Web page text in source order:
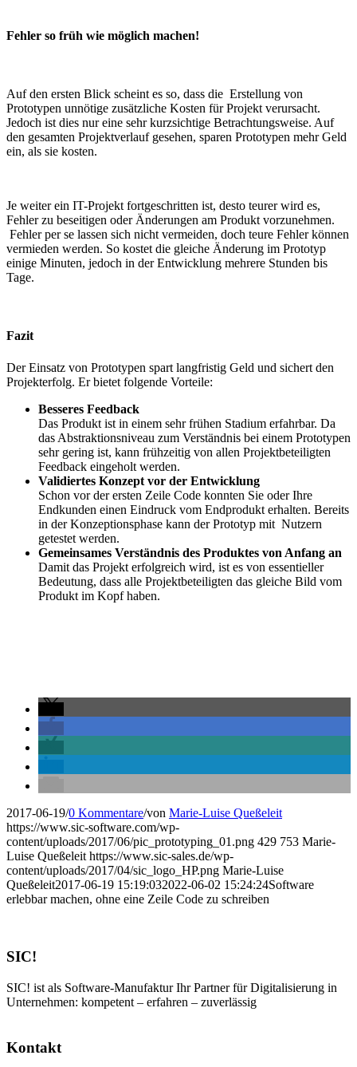
Fehler so früh wie möglich machen!
Auf den ersten Blick scheint es so, dass die Erstellung von
Prototypen unnötige zusätzliche Kosten für Projekt verursacht.
Jedoch ist dies nur eine sehr kurzsichtige Betrachtungsweise. Auf
den gesamten Projektverlauf gesehen, sparen Prototypen mehr Geld
ein, als sie kosten.
Je weiter ein IT-Projekt fortgeschritten ist, desto teurer wird es,
Fehler zu beseitigen oder Änderungen am Produkt vorzunehmen.
Fehler per se lassen sich nicht vermeiden, doch teure Fehler können
vermieden werden. So kostet die gleiche Änderung im Prototyp
einige Minuten, jedoch in der Entwicklung mehrere Stunden bis
Tage.
Fazit
Der Einsatz von Prototypen spart langfristig Geld und sichert den
Projekterfolg. Er bietet folgende Vorteile:
Besseres Feedback
Das Produkt ist in einem sehr frühen Stadium erfahrbar. Da
das Abstraktionsniveau zum Verständnis bei einem Prototypen
sehr gering ist, kann frühzeitig von allen Projektbeteiligten
Feedback eingeholt werden.
Validiertes Konzept vor der Entwicklung
Schon vor der ersten Zeile Code konnten Sie oder Ihre
Endkunden einen Eindruck vom Endprodukt erhalten. Bereits
in der Konzeptionsphase kann der Prototyp mit Nutzern
getestet werden.
Gemeinsames Verständnis des Produktes von Anfang an
Damit das Projekt erfolgreich wird, ist es von essentieller
Bedeutung, dass alle Projektbeteiligten das gleiche Bild vom
Produkt im Kopf haben.
2017-06-19/0 Kommentare/von Marie-Luise Queßeleit
https://www.sic-software.com/wp-
content/uploads/2017/06/pic_prototyping_01.png 429 753 Marie-
Luise Queßeleit https://www.sic-sales.de/wp-
content/uploads/2017/04/sic_logo_HP.png Marie-Luise
Queßeleit2017-06-19 15:19:032022-06-02 15:24:24Software
erlebbar machen, ohne eine Zeile Code zu schreiben
SIC!
SIC! ist als Software-Manufaktur Ihr Partner für Digitalisierung in
Unternehmen: kompetent – erfahren – zuverlässig
Kontakt